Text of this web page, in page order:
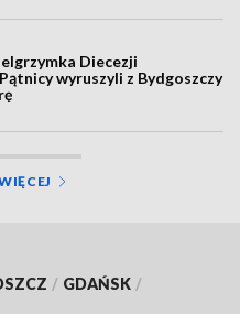
Diecezji
wyruszyli z Bydgoszczy
/ GDAŃSK /